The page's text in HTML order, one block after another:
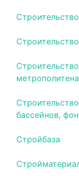
метрополитена
бассейнов,
Стройбаза